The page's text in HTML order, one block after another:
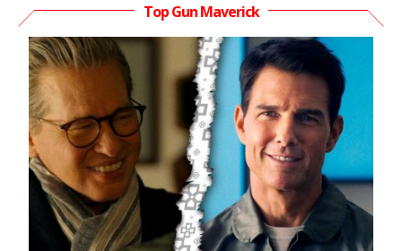
Top Gun Maverick